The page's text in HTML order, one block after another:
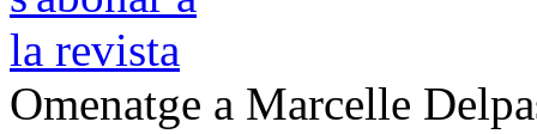
Omenatge a Marcelle